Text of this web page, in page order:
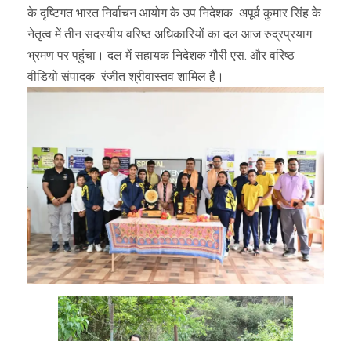
के दृष्टिगत भारत निर्वाचन आयोग के उप निदेशक अपूर्व कुमार सिंह के
नेतृत्व में तीन सदस्यीय वरिष्ठ अधिकारियों का दल आज रुद्रप्रयाग
भ्रमण पर पहुंचा। दल में सहायक निदेशक गौरी एस. और वरिष्ठ
वीडियो संपादक रंजीत श्रीवास्तव शामिल हैं।